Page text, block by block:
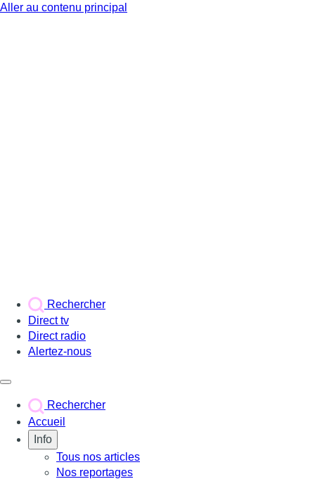
Aller au contenu principal
Rechercher
Direct tv
Direct radio
Alertez-nous
Rechercher
Accueil
Info
Tous nos articles
Nos reportages